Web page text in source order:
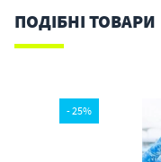
ПОДІБНІ ТОВАРИ
- 25%